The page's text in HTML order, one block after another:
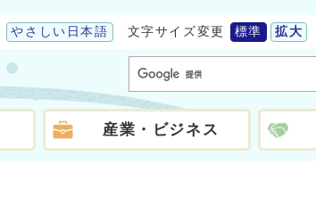
やさしい日本語 文字サイズ変更 標準 拡大
産業・ビジネス